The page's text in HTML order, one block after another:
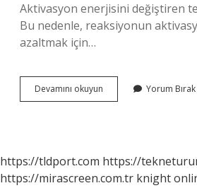
Aktivasyon enerjisini değiştiren
Bu nedenle, reaksiyonun
azaltmak için…
Devamını okuyun Reaksiyon
Hızı
Yorum Bırak
https://tldport.com https://
https://mirascreen.com.tr knight